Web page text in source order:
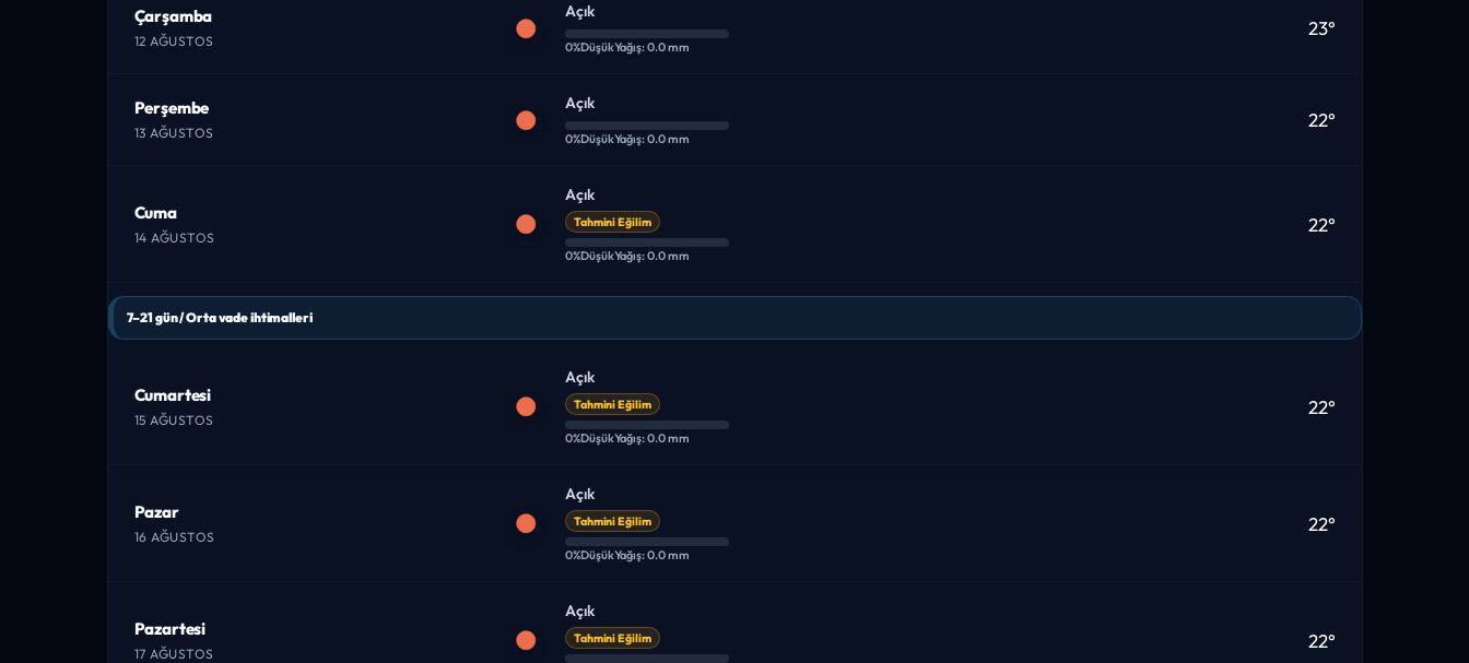
Çarşamba
12 AĞUSTOS
Açık
0%DüşükYağış: 0.0 mm
23°
Perşembe
13 AĞUSTOS
Açık
0%DüşükYağış: 0.0 mm
22°
Cuma
14 AĞUSTOS
Açık
Tahmini Eğilim
0%DüşükYağış: 0.0 mm
22°
7–21 gün / Orta vade ihtimalleri
Cumartesi
15 AĞUSTOS
Açık
Tahmini Eğilim
0%DüşükYağış: 0.0 mm
22°
Pazar
16 AĞUSTOS
Açık
Tahmini Eğilim
0%DüşükYağış: 0.0 mm
22°
Pazartesi
17 AĞUSTOS
Açık
Tahmini Eğilim 22°